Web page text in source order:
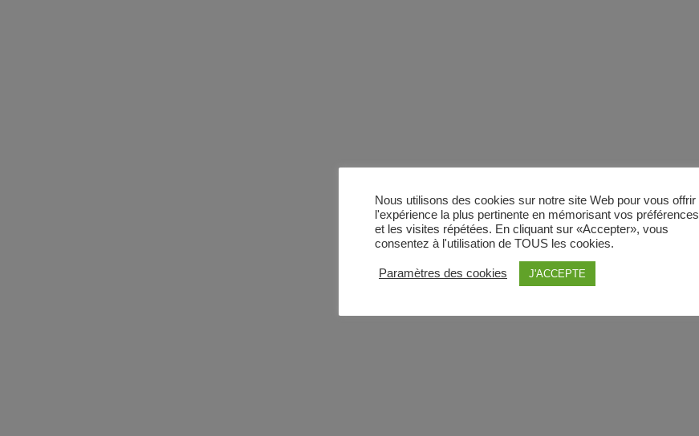
Nous utilisons des cookies sur notre site Web pour vous offrir
l'expérience la plus pertinente en mémorisant vos préférences
et les visites répétées. En cliquant sur «Accepter», vous
consentez à l'utilisation de TOUS les cookies.
Paramètres des cookies J'ACCEPTE